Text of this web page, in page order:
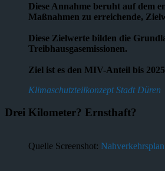
Diese Annahme beruht auf dem
Maßnahmen zu erreichende,
Diese Zielwerte bilden die
Treibhausgasemissionen.
Ziel ist es den MIV-Anteil bis
Klimaschutzteilkonzept Stadt Düren
Drei Kilometer? Ernsthaft?
Quelle Screenshot: